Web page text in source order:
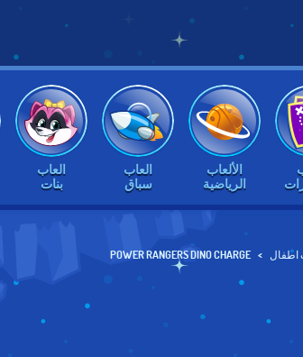
الألعاب
الرياضية
العاب
سباق
العاب
بنات
اطفال POWER RANGERS DINO CHARGE